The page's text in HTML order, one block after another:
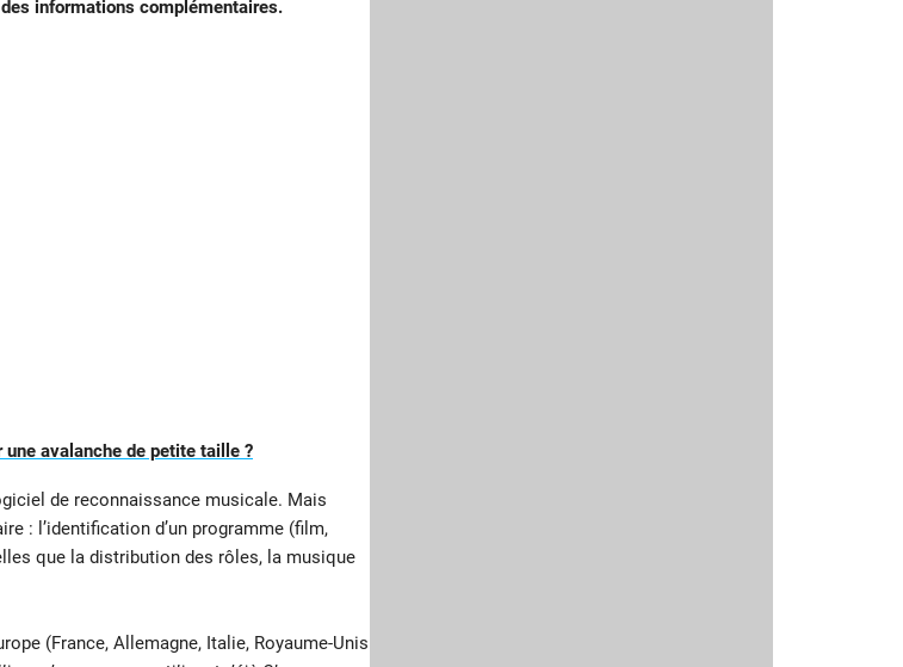
informations complémentaires.
avalanche de petite taille ?
de reconnaissance musicale. Mais
: l’identification d’un programme (film,
que la distribution des rôles, la musique
(France, Allemagne, Italie, Royaume-Unis